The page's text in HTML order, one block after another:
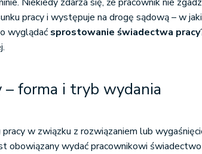
pracy i występuje na drogę sądową – w
wyglądać sprostowanie świadectwa pracy
forma i tryb wydania
w związku z rozwiązaniem lub
obowiązany wydać pracownikowi